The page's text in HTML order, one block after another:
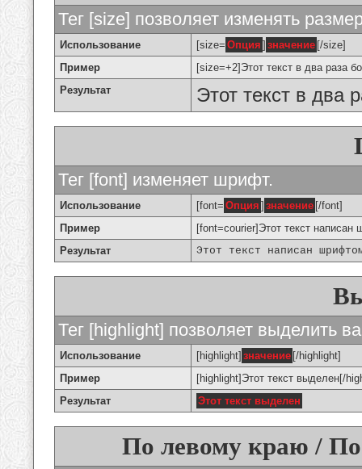
Тег [size] позволяет изменять
Использование [size= Опция ] значение [/size]
Пример
[size=+2]Этот текст в два раза
Результат
Этот текст в два
Тег [font] изменяет шрифт.
Использование [font= Опция ] значение [/font]
Пример
[font=courier]Этот текст
Результат
Этот текст написан
Тег [highlight] позволяет выделить
Использование [highlight] значение [/highlight]
Пример
[highlight]Этот текст выделен[/
Результат
Этот текст выделен
По левому краю /